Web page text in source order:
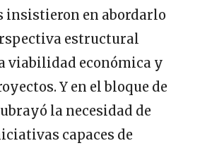
insistieron en abordarlo
estructural
viabilidad económica y
Y en el bloque de
la necesidad de
capaces de